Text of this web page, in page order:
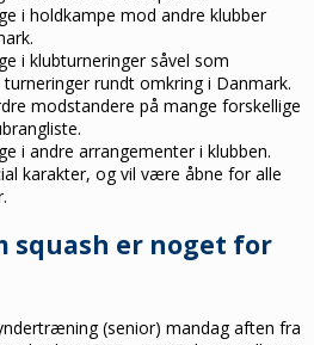
i holdkampe mod andre klubber
i klubturneringer såvel som
rundt omkring i Danmark.
modstandere på mange forskellige
i andre arrangementer i klubben.
karakter, og vil være åbne for alle
squash er noget for
(senior) mandag aften fra